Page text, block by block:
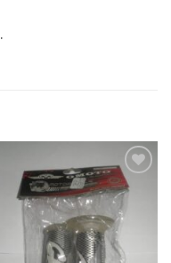
Προσθήκη
στη Λίστα
Επιθυμιών